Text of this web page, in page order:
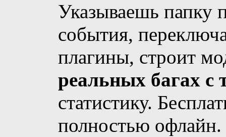
Указываешь папку
события,
плагины, строит
реальных багах с
статистику.
полностью офлайн.